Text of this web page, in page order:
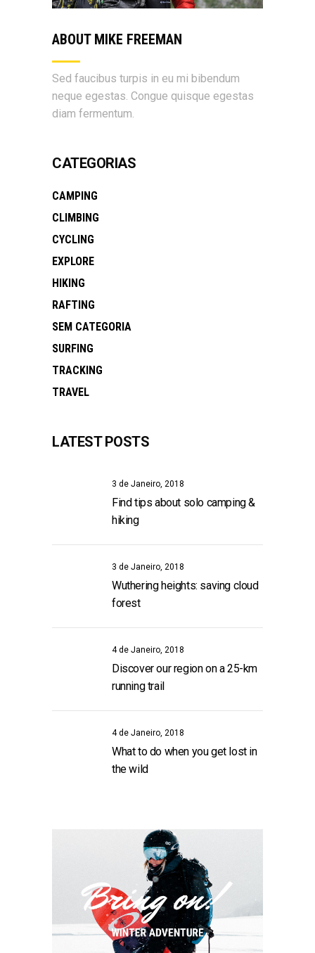
ABOUT MIKE FREEMAN
Sed faucibus turpis in eu mi bibendum
neque egestas. Congue quisque egestas
diam fermentum.
CATEGORIAS
CAMPING
CLIMBING
CYCLING
EXPLORE
HIKING
RAFTING
SEM CATEGORIA
SURFING
TRACKING
TRAVEL
LATEST POSTS
3 de Janeiro, 2018
Find tips about solo camping &
hiking
3 de Janeiro, 2018
Wuthering heights: saving cloud
forest
4 de Janeiro, 2018
Discover our region on a 25-km
running trail
4 de Janeiro, 2018
What to do when you get lost in
the wild